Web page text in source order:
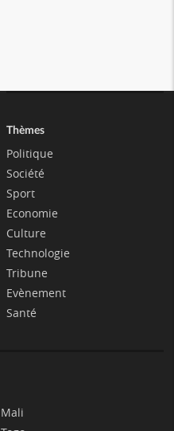
Thèmes
Politique
Société
Sport
Economie
Culture
Technologie
Tribune
Evènement
Santé
Mali